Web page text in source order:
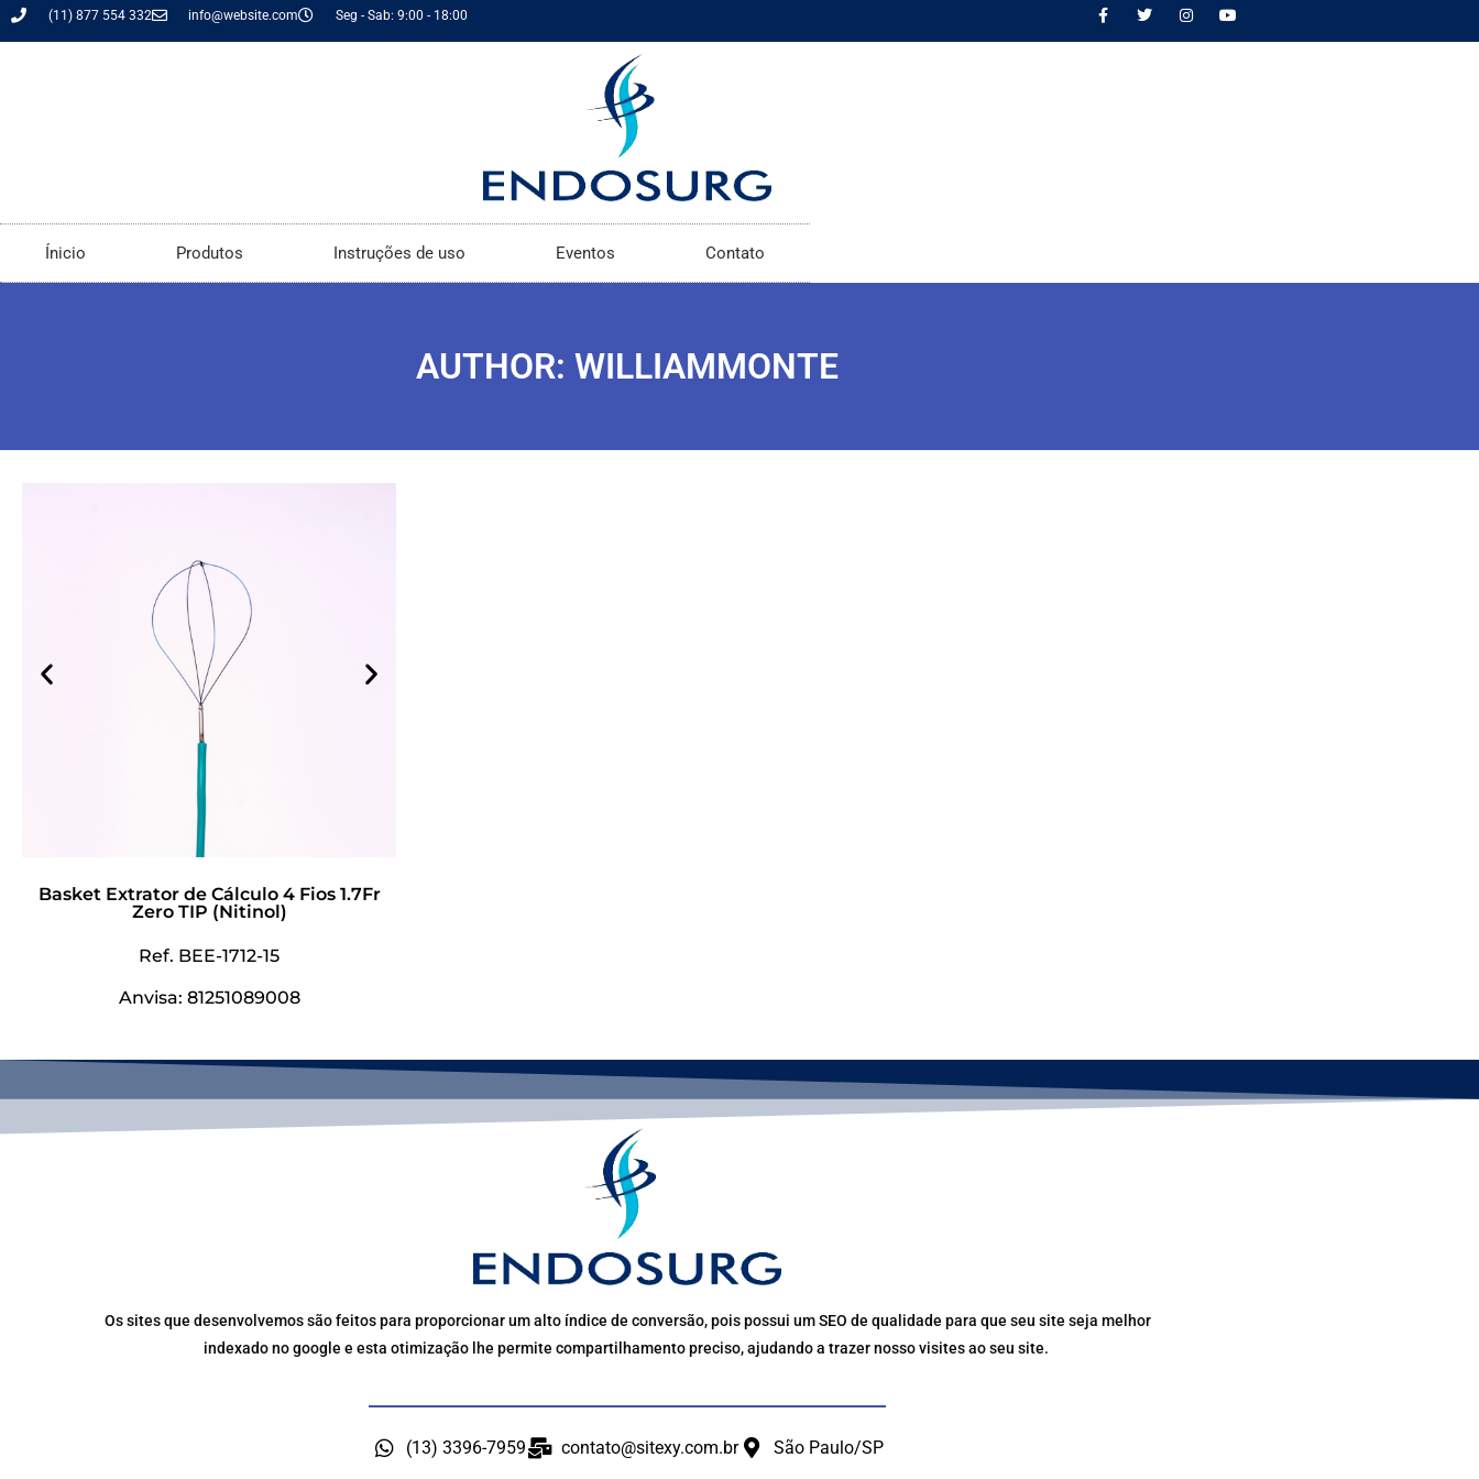
(11) 877 554 332 info@website.com Seg - Sab: 9:00 - 18:00
Ínicio Produtos Instruções de uso Eventos Contato
AUTHOR: WILLIAMMONTE
Basket Extrator de Cálculo 4 Fios 1.7Fr
Zero TIP (Nitinol)
Ref. BEE-1712-15
Anvisa: 81251089008
Os sites que desenvolvemos são feitos para proporcionar um alto índice de conversão, pois possui um SEO de qualidade para que seu site seja melhor
indexado no google e esta otimização lhe permite compartilhamento preciso, ajudando a trazer nosso visites ao seu site.
(13) 3396-7959 contato@sitexy.com.br São Paulo/SP